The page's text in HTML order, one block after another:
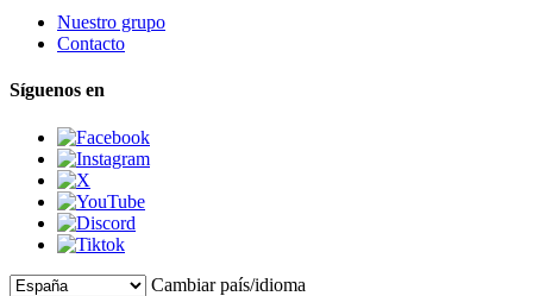
Nuestro grupo
Contacto
Síguenos en
Cambiar país/idioma